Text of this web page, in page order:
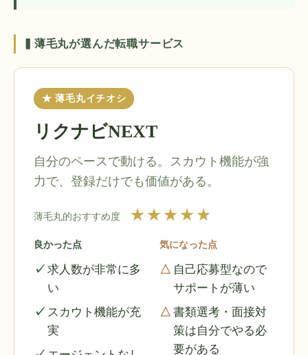
▍薄毛丸が選んだ転職サービス
★ 薄毛丸イチオシ
リクナビNEXT
自分のペースで動ける。スカウト機能が強
力で、登録だけでも価値がある。
薄毛丸的おすすめ度 ★★★★★
良かった点
求人数が非常に多
い
スカウト機能が充
実
気になった点
自己応募型なので
サポートが薄い
書類選考・面接対
策は自分でやる必
要がある